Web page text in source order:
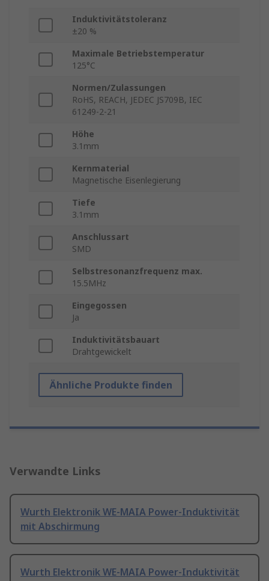
Induktivitätstoleranz
±20 %
Maximale Betriebstemperatur
125°C
Normen/Zulassungen
RoHS, REACH, JEDEC JS709B, IEC
61249-2-21
Höhe
3.1mm
Kernmaterial
Magnetische Eisenlegierung
Tiefe
3.1mm
Anschlussart
SMD
Selbstresonanzfrequenz max.
15.5MHz
Eingegossen
Ja
Induktivitätsbauart
Drahtgewickelt
Ähnliche Produkte finden
Verwandte Links
Wurth Elektronik WE-MAIA Power-Induktivität
mit Abschirmung
Wurth Elektronik WE-MAIA Power-Induktivität